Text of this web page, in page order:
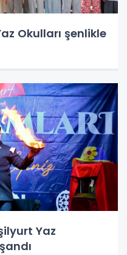
Okulları şenlikle
Yaz